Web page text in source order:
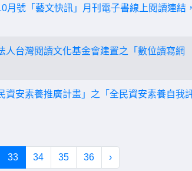
月號「藝文快訊」月刊電子書線上閱讀連結
人台灣閱讀文化基金會建置之「數位讀寫網
資安素養推廣計畫」之「全民資安素養自我
33 34 35 36 ›